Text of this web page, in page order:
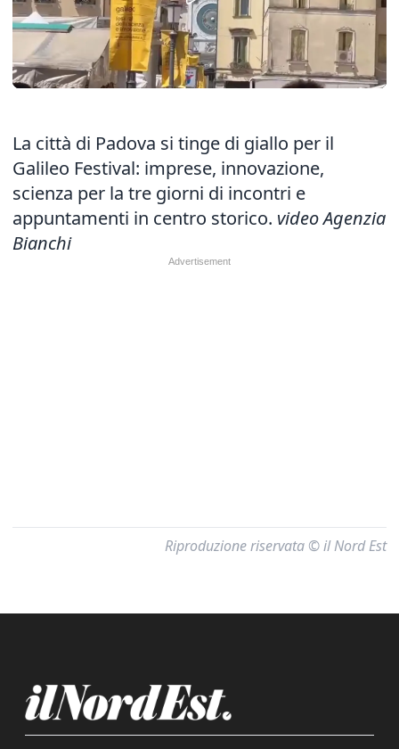
La città di Padova si tinge di giallo per il
Galileo Festival: imprese, innovazione,
scienza per la tre giorni di incontri e
appuntamenti in centro storico. video Agenzia
Bianchi
Riproduzione riservata © il Nord Est